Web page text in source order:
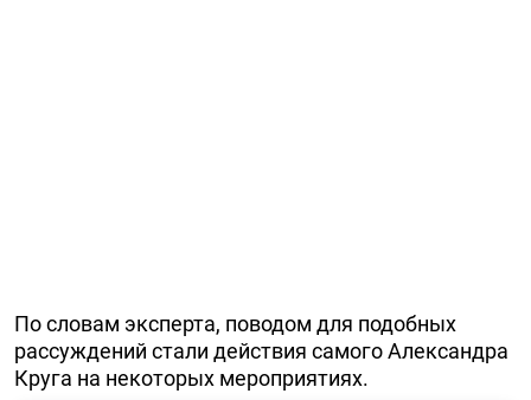
По словам эксперта, поводом для подобных
рассуждений стали действия самого Александра
Круга на некоторых мероприятиях.